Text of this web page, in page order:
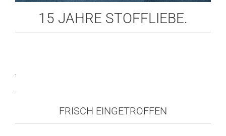
15 JAHRE STOFFLIEBE.
FRISCH EINGETROFFEN